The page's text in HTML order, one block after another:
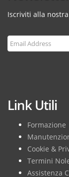
Iscriviti alla
Link Utili
Formazione
Cookie &
Termini
Assistenza